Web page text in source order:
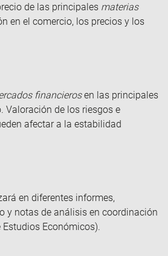
de las principales materias
en el comercio, los precios y los
financierosen las principales
Valoración de los riesgos e
afectar a la estabilidad
en diferentes informes,
y notas de análisis en coordinación
Económicos).